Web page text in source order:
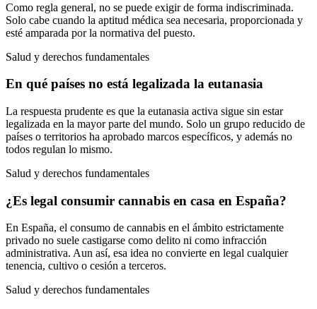
Como regla general, no se puede exigir de forma indiscriminada.
Solo cabe cuando la aptitud médica sea necesaria, proporcionada y
esté amparada por la normativa del puesto.
Salud y derechos fundamentales
En qué países no está legalizada la eutanasia
La respuesta prudente es que la eutanasia activa sigue sin estar
legalizada en la mayor parte del mundo. Solo un grupo reducido de
países o territorios ha aprobado marcos específicos, y además no
todos regulan lo mismo.
Salud y derechos fundamentales
¿Es legal consumir cannabis en casa en España?
En España, el consumo de cannabis en el ámbito estrictamente
privado no suele castigarse como delito ni como infracción
administrativa. Aun así, esa idea no convierte en legal cualquier
tenencia, cultivo o cesión a terceros.
Salud y derechos fundamentales